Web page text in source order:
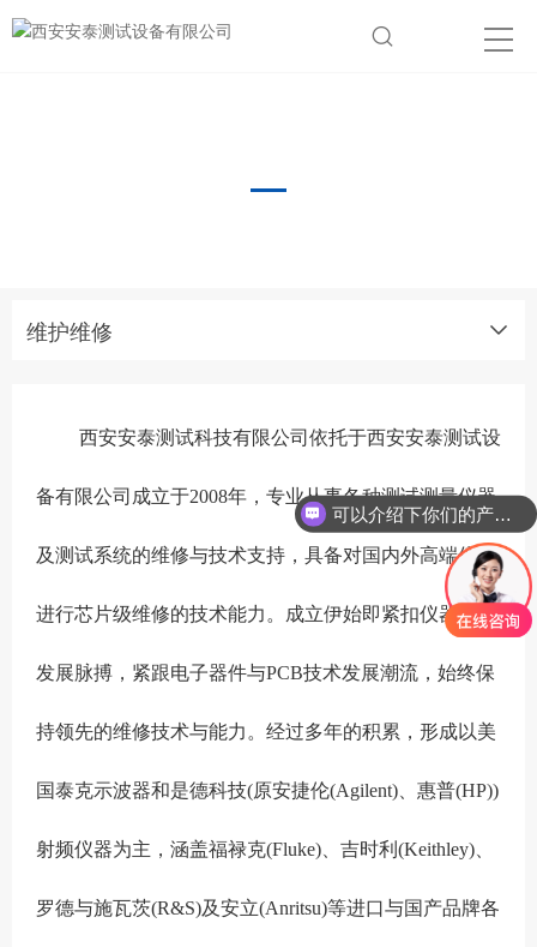
维护维修
西安安泰测试科技有限公司依托于西安安泰测试设
备有限公司成立于2008年，专业从事各种测试测量仪器
及测试系统的维修与技术支持，具备对国内外高端仪器
进行芯片级维修的技术能力。成立伊始即紧扣仪器技术
发展脉搏，紧跟电子器件与PCB技术发展潮流，始终保
持领先的维修技术与能力。经过多年的积累，形成以美
国泰克示波器和是德科技(原安捷伦(Agilent)、惠普(HP))
射频仪器为主，涵盖福禄克(Fluke)、吉时利(Keithley)、
罗德与施瓦茨(R&S)及安立(Anritsu)等进口与国产品牌各
可以介绍下你们的产品么？